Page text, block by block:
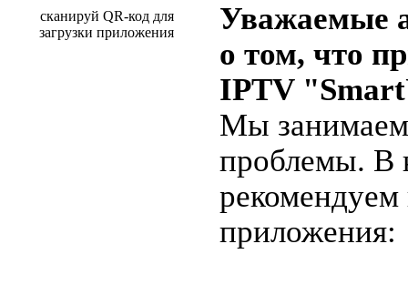
сканируй QR-код для
загрузки приложения
Уважаемые
о том, что
IPTV
Мы
проблемы. В
приложения: